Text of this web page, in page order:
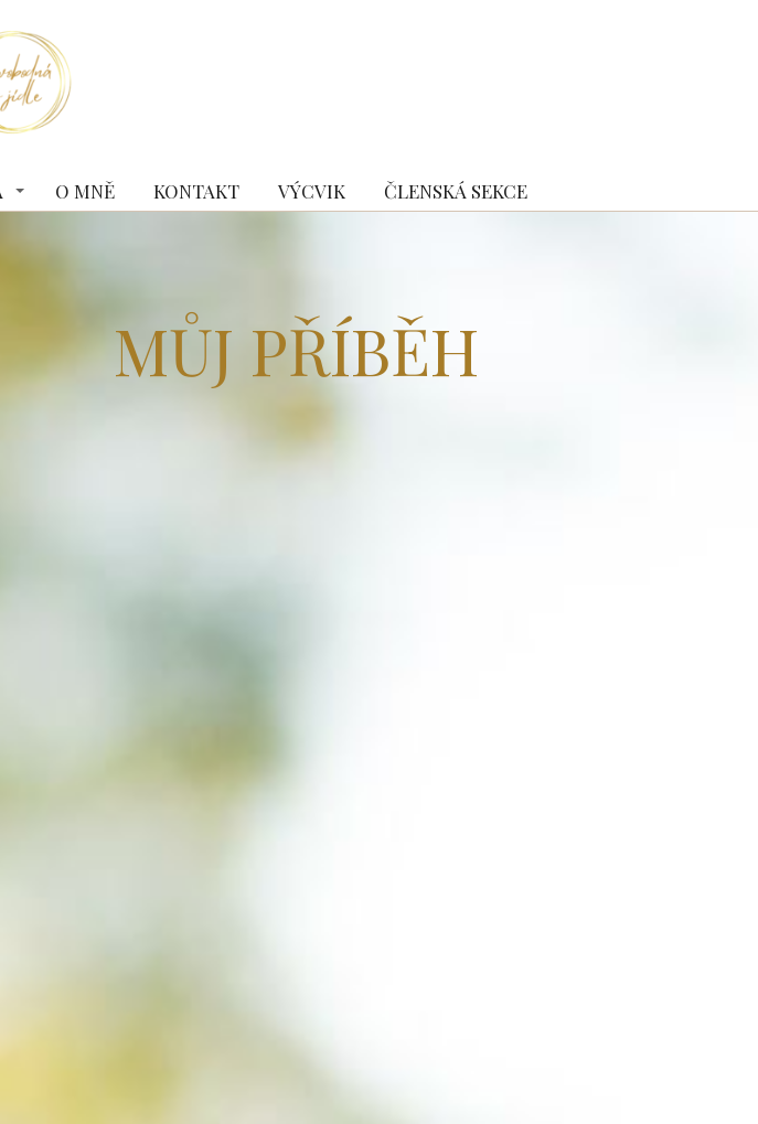
O MNĚ KONTAKT VÝCVIK ČLENSKÁ SEKCE
MŮJ PŘÍBĚH